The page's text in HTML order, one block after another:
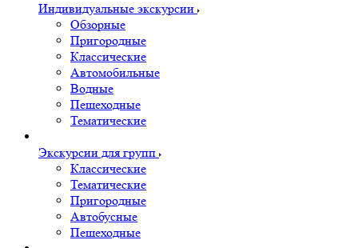
Индивидуальные экскурсии
Обзорные
Пригородные
Классические
Автомобильные
Водные
Пешеходные
Тематические
Экскурсии для групп
Классические
Тематические
Пригородные
Автобусные
Пешеходные